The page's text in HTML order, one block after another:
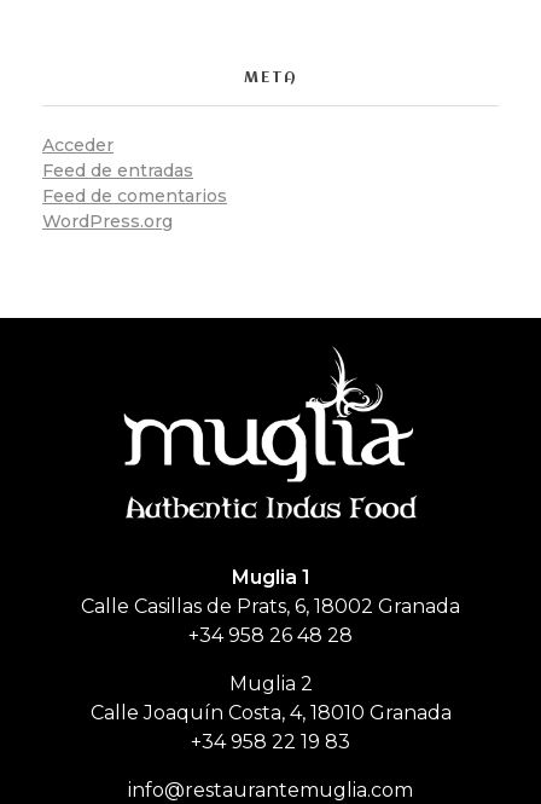
META
Acceder
Feed de entradas
Feed de comentarios
WordPress.org
Muglia 1
Calle Casillas de Prats, 6, 18002 Granada
+34 958 26 48 28
Muglia 2
Calle Joaquín Costa, 4, 18010 Granada
+34 958 22 19 83
info@restaurantemuglia.com